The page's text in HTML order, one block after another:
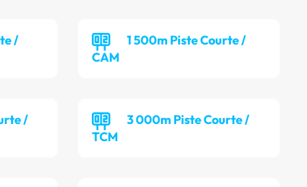
/
1 500m Piste Courte /
CAM
/
3 000m Piste Courte /
TCM